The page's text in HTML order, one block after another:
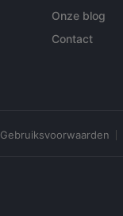
Onze blog
Contact
Gebruiksvoorwaarden